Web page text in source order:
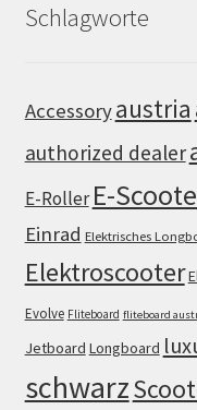
Schlagworte
Accessoryaustria
authorized dealer
E-Roller E-
Einrad Elektrisches
Elektroscooter
Evolve Fliteboard fliteboard
Jetboard Longboard
schwarz